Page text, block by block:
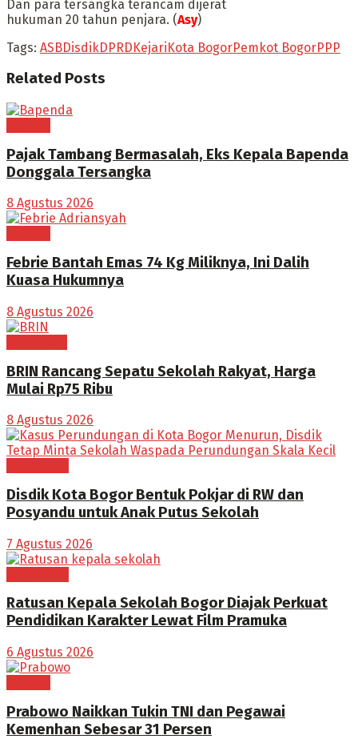
Dan para tersangka terancam dijerat
hukuman 20 tahun penjara. (Asy)
Tags: ASBDisdikDPRDKejariKota BogorPemkot BogorPPP
Related Posts
Pajak Tambang Bermasalah, Eks Kepala Bapenda
Donggala Tersangka
8 Agustus 2026
Febrie Bantah Emas 74 Kg Miliknya, Ini Dalih
Kuasa Hukumnya
8 Agustus 2026
BRIN Rancang Sepatu Sekolah Rakyat, Harga
Mulai Rp75 Ribu
8 Agustus 2026
Disdik Kota Bogor Bentuk Pokjar di RW dan
Posyandu untuk Anak Putus Sekolah
7 Agustus 2026
Ratusan Kepala Sekolah Bogor Diajak Perkuat
Pendidikan Karakter Lewat Film Pramuka
6 Agustus 2026
Prabowo Naikkan Tukin TNI dan Pegawai
Kemenhan Sebesar 31 Persen